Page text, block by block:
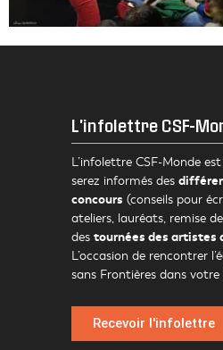
L'infolettre CSF-
L’infolettre CSF-Monde
serez informés des
concours (conseils pour
ateliers, lauréats, remise
des tournées des artistes
L’occasion de rencontrer
sans Frontières dans votre
Recevoir l'infolettre